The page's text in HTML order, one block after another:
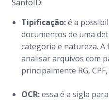
SantoID:
Tipificação:é a
documentos de uma
categoria e natureza.
analisar arquivos com
principalmente RG,
OCR:essa é a sigla